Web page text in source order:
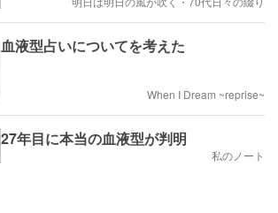
血液型占いについてを考えた
When I Dream ~reprise~
27年目に本当の血液型が判明
私のノート